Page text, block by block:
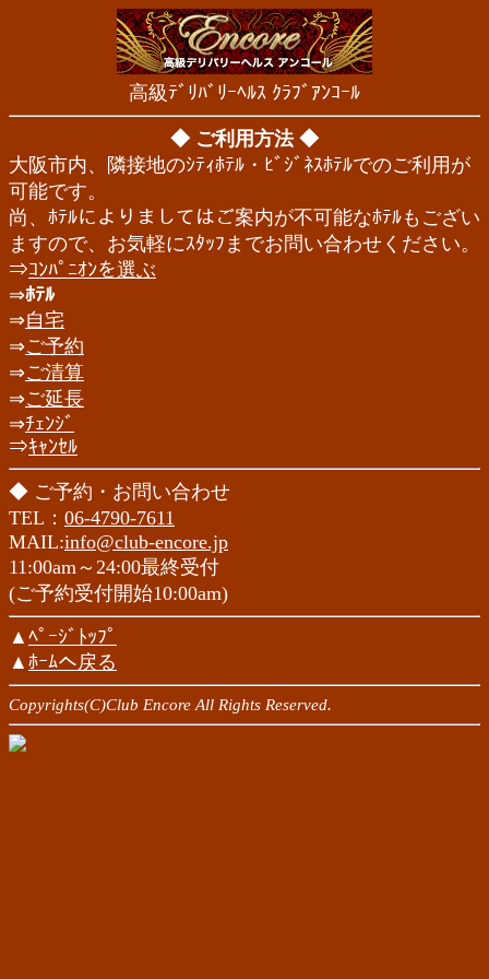
高級ﾃﾞﾘﾊﾞﾘｰﾍﾙｽ ｸﾗﾌﾞｱﾝｺｰﾙ
◆ ご利用方法 ◆
大阪市内、隣接地のｼﾃｨﾎﾃﾙ・ﾋﾞｼﾞﾈｽﾎﾃﾙでのご利用が
可能です。
尚、ﾎﾃﾙによりましてはご案内が不可能なﾎﾃﾙもござい
ますので、お気軽にｽﾀｯﾌまでお問い合わせください。
⇒ｺﾝﾊﾟﾆｵﾝを選ぶ
⇒ﾎﾃﾙ
⇒自宅
⇒ご予約
⇒ご清算
⇒ご延長
⇒ﾁｪﾝｼﾞ
⇒ｷｬﾝｾﾙ
◆ ご予約・お問い合わせ
TEL： 06-4790-7611
MAIL:info@club-encore.jp
11:00am～24:00最終受付
(ご予約受付開始10:00am)
▲ ﾍﾟｰｼﾞﾄｯﾌﾟ
▲ ﾎｰﾑへ戻る
Copyrights(C)Club Encore All Rights Reserved.